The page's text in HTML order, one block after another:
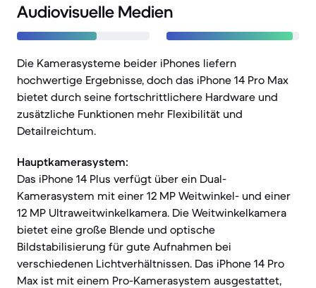
Audiovisuelle Medien
Die Kamerasysteme beider iPhones liefern
hochwertige Ergebnisse, doch das iPhone 14 Pro Max
bietet durch seine fortschrittlichere Hardware und
zusätzliche Funktionen mehr Flexibilität und
Detailreichtum.
Hauptkamerasystem:
Das iPhone 14 Plus verfügt über ein Dual-
Kamerasystem mit einer 12 MP Weitwinkel- und einer
12 MP Ultraweitwinkelkamera. Die Weitwinkelkamera
bietet eine große Blende und optische
Bildstabilisierung für gute Aufnahmen bei
verschiedenen Lichtverhältnissen. Das iPhone 14 Pro
Max ist mit einem Pro-Kamerasystem ausgestattet,